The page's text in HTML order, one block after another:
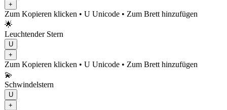
+
Zum Kopieren klicken • U Unicode • Zum Brett hinzufügen
🌟
Leuchtender Stern
U
+
Zum Kopieren klicken • U Unicode • Zum Brett hinzufügen
💫
Schwindelstern
U
+